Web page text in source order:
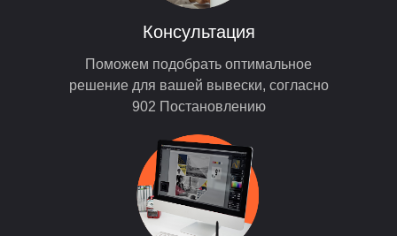
Поможем подобрать оптимальное
решение для вашей вывески, согласно
902 Постановлению
Консультация